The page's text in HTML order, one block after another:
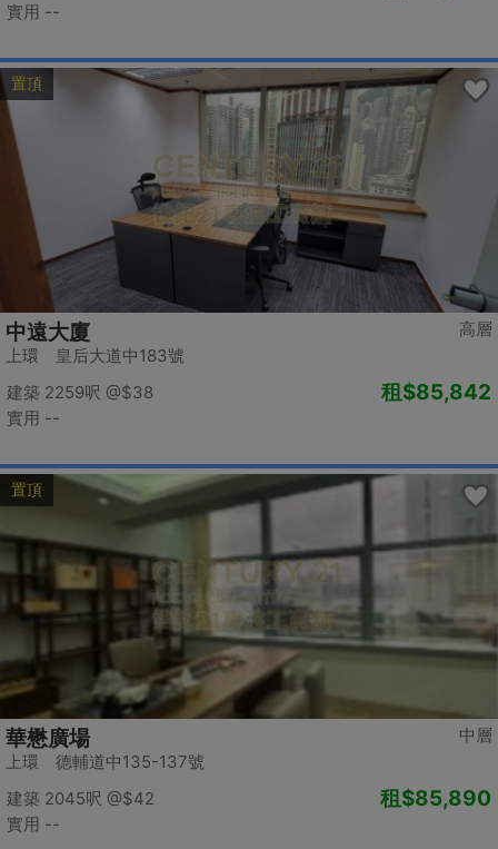
實用 --
置頂
高層
中遠大廈
上環 皇后大道中183號
建築 2259呎 @$38
實用 --
租$85,842
置頂
中層
華懋廣場
上環 德輔道中135-137號
建築 2045呎 @$42
實用 --
租$85,890